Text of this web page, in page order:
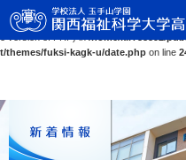
Warning: Use of undefined constant ASC
t/themes/fuksi-kagk-u/date.php on line